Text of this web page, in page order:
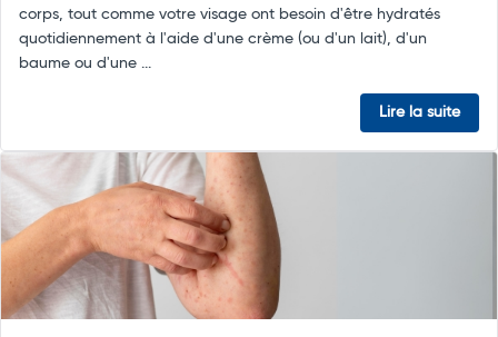
corps, tout comme votre visage ont besoin d'être hydratés
quotidiennement à l'aide d'une crème (ou d'un lait), d'un
baume ou d'une ...
Lire la suite